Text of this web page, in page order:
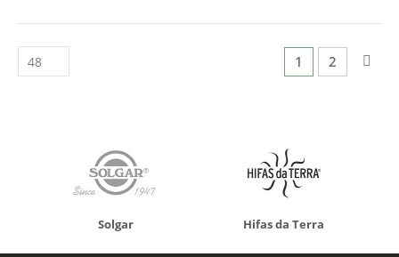
Página
Actualmente
1 Página
2
Solgar Hifas da Terra